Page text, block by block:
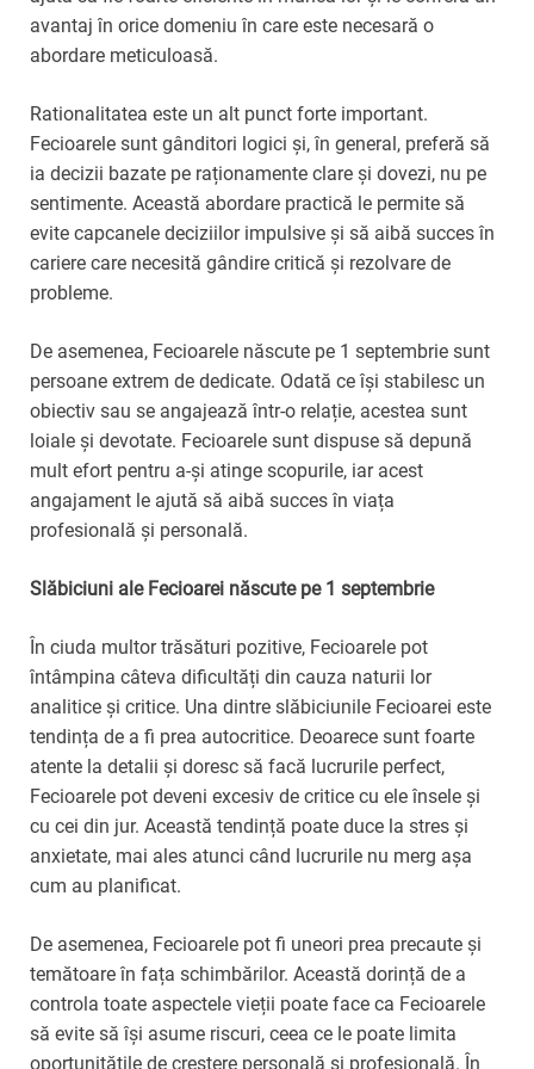
avantaj în orice domeniu în care este necesară o
abordare meticuloasă.
Rationalitatea este un alt punct forte important.
Fecioarele sunt gânditori logici și, în general, preferă să
ia decizii bazate pe raționamente clare și dovezi, nu pe
sentimente. Această abordare practică le permite să
evite capcanele deciziilor impulsive și să aibă succes în
cariere care necesită gândire critică și rezolvare de
probleme.
De asemenea, Fecioarele născute pe 1 septembrie sunt
persoane extrem de dedicate. Odată ce își stabilesc un
obiectiv sau se angajează într-o relație, acestea sunt
loiale și devotate. Fecioarele sunt dispuse să depună
mult efort pentru a-și atinge scopurile, iar acest
angajament le ajută să aibă succes în viața
profesională și personală.
Slăbiciuni ale Fecioarei născute pe 1 septembrie
În ciuda multor trăsături pozitive, Fecioarele pot
întâmpina câteva dificultăți din cauza naturii lor
analitice și critice. Una dintre slăbiciunile Fecioarei este
tendința de a fi prea autocritice. Deoarece sunt foarte
atente la detalii și doresc să facă lucrurile perfect,
Fecioarele pot deveni excesiv de critice cu ele însele și
cu cei din jur. Această tendință poate duce la stres și
anxietate, mai ales atunci când lucrurile nu merg așa
cum au planificat.
De asemenea, Fecioarele pot fi uneori prea precaute și
temătoare în fața schimbărilor. Această dorință de a
controla toate aspectele vieții poate face ca Fecioarele
să evite să își asume riscuri, ceea ce le poate limita
oportunitățile de creștere personală și profesională. În